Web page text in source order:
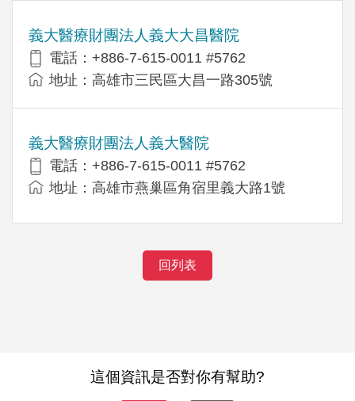
義大醫療財團法人義大大昌醫院
電話：+886-7-615-0011 #5762
地址：高雄市三民區大昌一路305號
義大醫療財團法人義大醫院
電話：+886-7-615-0011 #5762
地址：高雄市燕巢區角宿里義大路1號
回列表
這個資訊是否對你有幫助?